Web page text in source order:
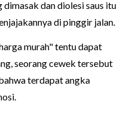
dimasak dan diolesi saus itu
di pinggir jalan.
murah" tentu dapat
seorang cewek tersebut
terdapat angka